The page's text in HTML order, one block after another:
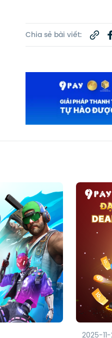
Chia sẻ bài viết: